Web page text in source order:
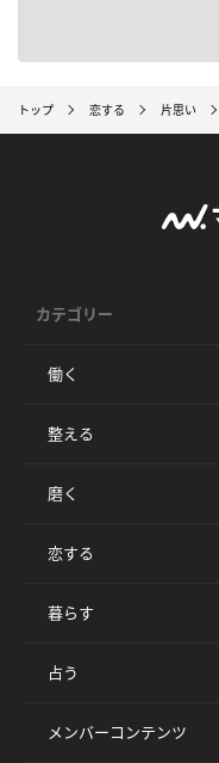
トップ 恋する 片思い
カテゴリー
働く
整える
磨く
恋する
暮らす
占う
メンバーコンテンツ